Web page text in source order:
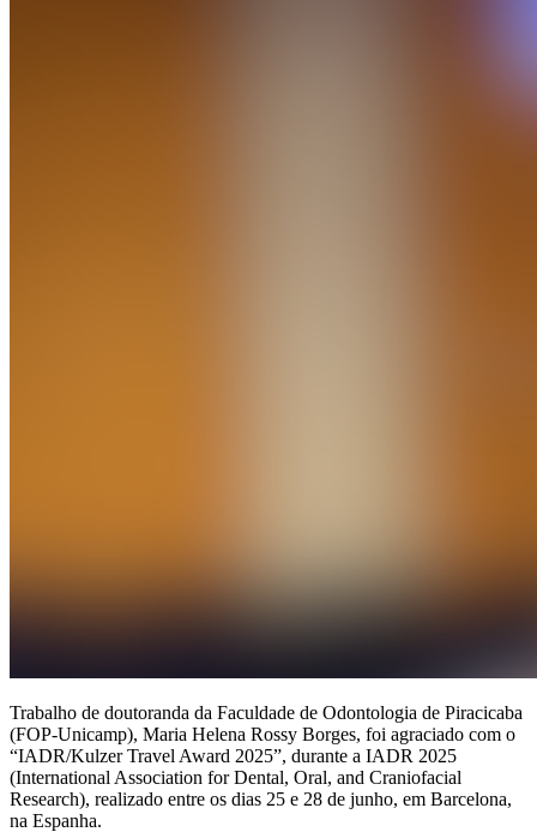
Trabalho de doutoranda da Faculdade de Odontologia de Piracicaba
(FOP-Unicamp), Maria Helena Rossy Borges, foi agraciado com o
“IADR/Kulzer Travel Award 2025”, durante a IADR 2025
(International Association for Dental, Oral, and Craniofacial
Research), realizado entre os dias 25 e 28 de junho, em Barcelona,
na Espanha.